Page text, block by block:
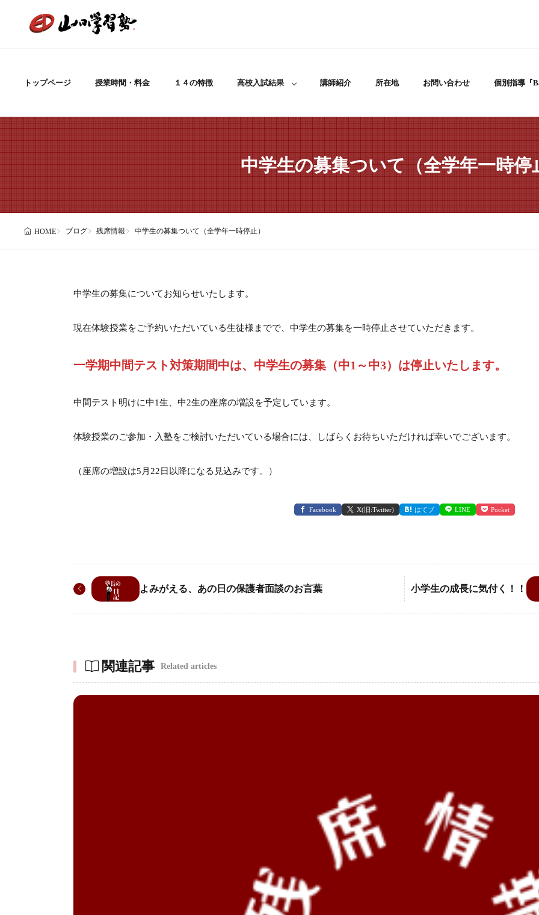
トップページ 授業時間・料金 １４の特徴 高校入試結果 講師紹介 所在地 お問い合わせ 個別指導『
中学生の募集ついて（全学年一時停
HOME ブログ 残席情報 中学生の募集ついて（全学年一時停止）
中学生の募集についてお知らせいたします。
現在体験授業をご予約いただいている生徒様までで、中学生の募集を一時停止させていただきます。
一学期中間テスト対策期間中は、中学生の募集（中1～中3）は停止いたします。
中間テスト明けに中1生、中2生の座席の増設を予定しています。
体験授業のご参加・入塾をご検討いただいている場合には、しばらくお待ちいただければ幸いでございます。
（座席の増設は5月22日以降になる見込みです。）
Facebook X(旧:Twitter) はてブ LINE Pocket
よみがえる、あの日の保護者面談のお言葉 小学生の成長に気付く！！
関連記事 Related articles